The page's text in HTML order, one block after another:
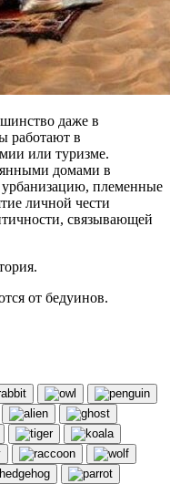
даже в
работают в
или туризме.
домами в
урбанизацию, племенные
личной чести
связывающей
от бедуинов.